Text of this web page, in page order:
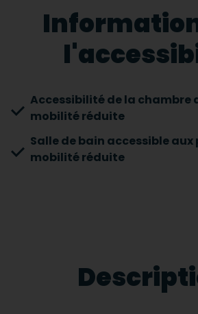
Accessibilité de la chambre
mobilité réduite
Salle de bain accessible aux
mobilité réduite